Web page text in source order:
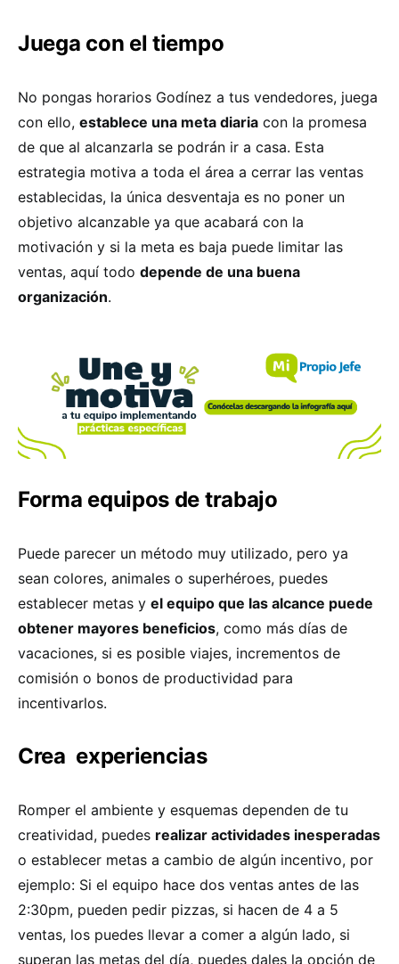
Juega con el tiempo
No pongas horarios Godínez a tus vendedores, juega
con ello, establece una meta diaria con la promesa
de que al alcanzarla se podrán ir a casa. Esta
estrategia motiva a toda el área a cerrar las ventas
establecidas, la única desventaja es no poner un
objetivo alcanzable ya que acabará con la
motivación y si la meta es baja puede limitar las
ventas, aquí todo depende de una buena
organización.
Forma equipos de trabajo
Puede parecer un método muy utilizado, pero ya
sean colores, animales o superhéroes, puedes
establecer metas y el equipo que las alcance puede
obtener mayores beneficios, como más días de
vacaciones, si es posible viajes, incrementos de
comisión o bonos de productividad para
incentivarlos.
Crea experiencias
Romper el ambiente y esquemas dependen de tu
creatividad, puedes realizar actividades inesperadas
o establecer metas a cambio de algún incentivo, por
ejemplo: Si el equipo hace dos ventas antes de las
2:30pm, pueden pedir pizzas, si hacen de 4 a 5
ventas, los puedes llevar a comer a algún lado, si
superan las metas del día, puedes dales la opción de